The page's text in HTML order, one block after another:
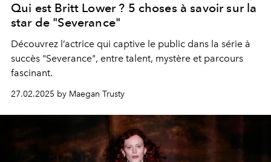
Qui est Britt Lower ? 5 choses à savoir sur la
star de "Severance"
Découvrez l’actrice qui captive le public dans la série à
succès "Severance", entre talent, mystère et parcours
fascinant.
27.02.2025 by Maegan Trusty